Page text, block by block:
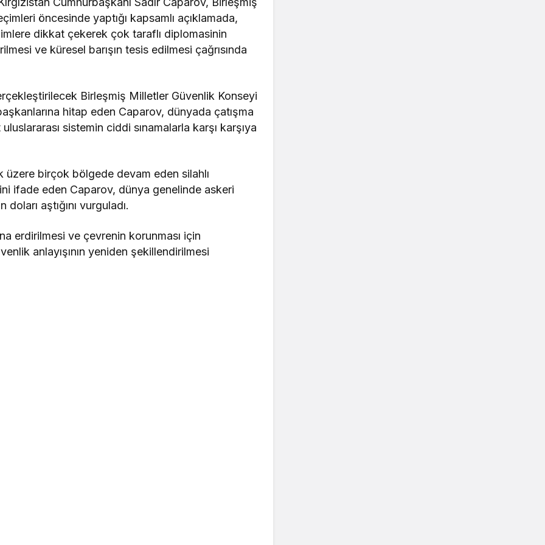
öncesinde yaptığı kapsamlı açıklamada,
dikkat çekerek çok taraflı diplomasinin
ve küresel barışın tesis edilmesi çağrısında
Birleşmiş Milletler Güvenlik Konseyi
hitap eden Caparov, dünyada çatışma
sistemin ciddi sınamalarla karşı karşıya
birçok bölgede devam eden silahlı
ifade eden Caparov, dünya genelinde askeri
aştığını vurguladı.
erdirilmesi ve çevrenin korunması için
anlayışının yeniden şekillendirilmesi